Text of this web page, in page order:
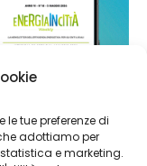
tue preferenze di
adottiamo per
e marketing.